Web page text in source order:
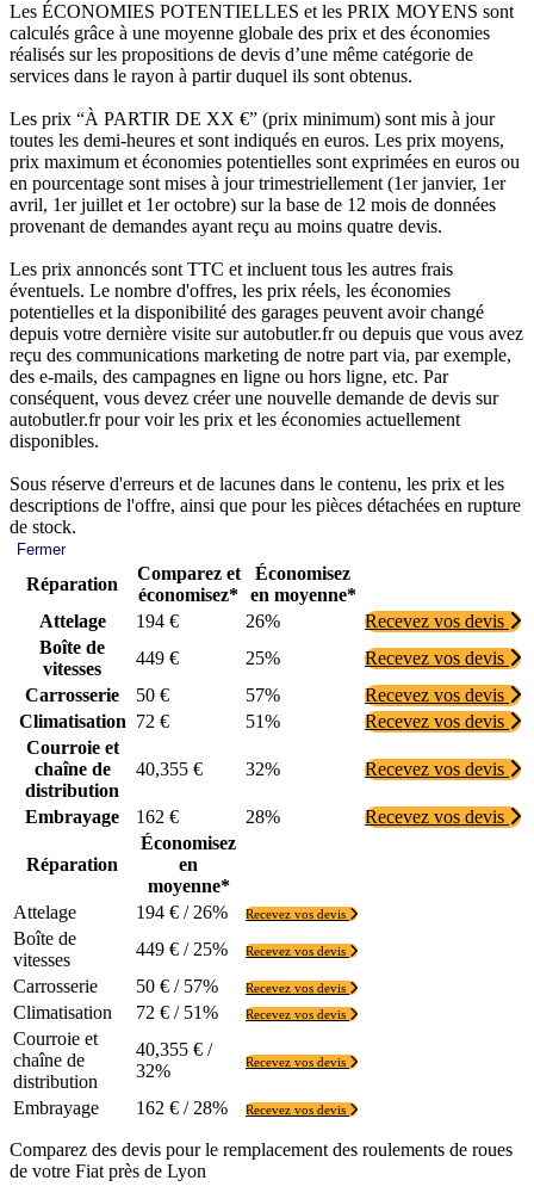
Les ÉCONOMIES POTENTIELLES et les PRIX MOYENS sont
calculés grâce à une moyenne globale des prix et des économies
réalisés sur les propositions de devis d’une même catégorie de
services dans le rayon à partir duquel ils sont obtenus.
Les prix “À PARTIR DE XX €” (prix minimum) sont mis à jour
toutes les demi-heures et sont indiqués en euros. Les prix moyens,
prix maximum et économies potentielles sont exprimées en euros ou
en pourcentage sont mises à jour trimestriellement (1er janvier, 1er
avril, 1er juillet et 1er octobre) sur la base de 12 mois de données
provenant de demandes ayant reçu au moins quatre devis.
Les prix annoncés sont TTC et incluent tous les autres frais
éventuels. Le nombre d'offres, les prix réels, les économies
potentielles et la disponibilité des garages peuvent avoir changé
depuis votre dernière visite sur autobutler.fr ou depuis que vous avez
reçu des communications marketing de notre part via, par exemple,
des e-mails, des campagnes en ligne ou hors ligne, etc. Par
conséquent, vous devez créer une nouvelle demande de devis sur
autobutler.fr pour voir les prix et les économies actuellement
disponibles.
Sous réserve d'erreurs et de lacunes dans le contenu, les prix et les
descriptions de l'offre, ainsi que pour les pièces détachées en rupture
de stock.
Fermer
Réparation
Comparez et
économisez*
Économisez
en moyenne*
Attelage
194 € 26%
Recevez vos devis
Boîte de
vitesses
449 € 25%
Recevez vos devis
Carrosserie
50 € 57%
Recevez vos devis
Climatisation 72 € 51%
Recevez vos devis
Courroie et
chaîne de
distribution
40,355 € 32% Recevez vos devis
Embrayage 162 € 28% Recevez vos devis
Réparation
Économisez
en
moyenne*
Attelage
194 € / 26% Recevez vos devis
Boîte de
vitesses
449 € / 25% Recevez vos devis
Carrosserie 50 € / 57% Recevez vos devis
Climatisation 72 € / 51% Recevez vos devis
Courroie et
chaîne de
distribution
40,355 € /
32%
Recevez vos devis
Embrayage 162 € / 28% Recevez vos devis
Comparez des devis pour le remplacement des roulements de roues
de votre Fiat près de Lyon